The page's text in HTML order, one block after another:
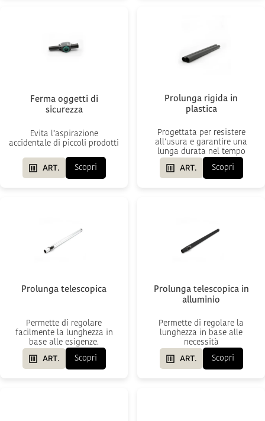
Ferma oggetti di
sicurezza
Evita l’aspirazione
accidentale di piccoli prodotti
ART. Scopri
Prolunga rigida in
plastica
Progettata per resistere
all’usura e garantire una
lunga durata nel tempo
ART. Scopri
Prolunga telescopica
Permette di regolare
facilmente la lunghezza in
base alle esigenze.
ART. Scopri
Prolunga telescopica in
alluminio
Permette di regolare la
lunghezza in base alle
necessità
ART. Scopri